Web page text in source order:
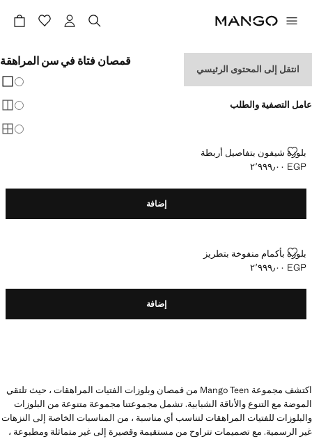
انتقل إلى المحتوى الرئيسي
قمصان فتاة في سن المراهقة
عامل التصفية والطلب
بلوزة شيفون بتفاصيل أربطة
بلوزة شيفون بتفاصيل أربطة
السعر الحالي [EGP ٢٬٩٩٩٫٠٠ ]
EGP ٢٬٩٩٩٫٠٠
إضافة
بلوزة بأكمام منفوخة بتطريز
بلوزة بأكمام منفوخة بتطريز
السعر الحالي [EGP ٢٬٩٩٩٫٠٠ ]
EGP ٢٬٩٩٩٫٠٠
إضافة
اكتشف مجموعة Mango Teen من قمصان وبلوزات الفتيات المراهقات ، حيث تلتقي
الموضة مع التنوع والأناقة الشبابية. تشمل مجموعتنا مجموعة متنوعة من البلوزات
والبلوزات للفتيات المراهقات لتناسب أي مناسبة ، من المناسبات الخاصة إلى النزهات
غير الرسمية. مع تصميمات تتراوح من مستقيمة وقصيرة إلى غير متماثلة ومطبوعة ،